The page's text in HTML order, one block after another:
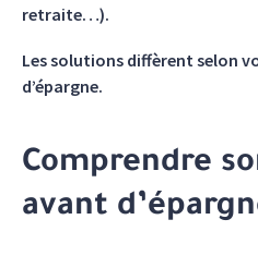
retraite…).
Les solutions diffèrent selon
d’épargne.
Comprendre
avant